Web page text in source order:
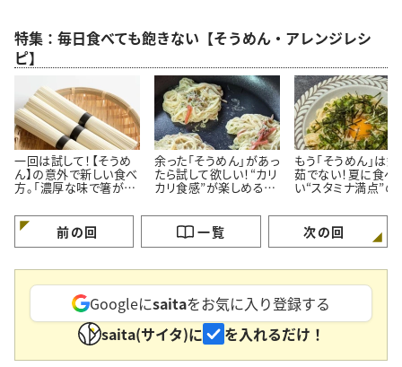
特集：毎日食べても飽きない【そうめん・アレンジレシ
ピ】
一回は試して！【そうめ
ん】の意外で新しい食べ
方。「濃厚な味で箸が止
余った「そうめん」があっ
たら試して欲しい！“カリ
カリ食感”が楽しめる意
もう「そうめん」は
茹でない！夏に食べ
い“スタミナ満点”の
前の回 一覧 次の回
Googleにsaitaをお気に入り登録する
saita(サイタ)に
を入れるだけ！